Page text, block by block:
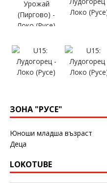
ЗОНА "РУСЕ"
Юноши младша възраст
Деца
LOKOTUBE